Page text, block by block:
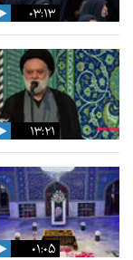
۰۳:۱۳
۱۳:۲۱
۰۱:۰۵